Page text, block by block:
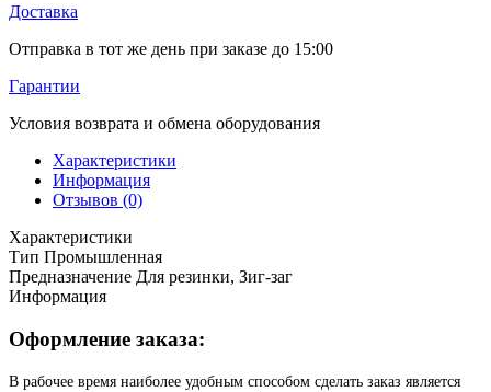
Доставка
Отправка в тот же день при заказе до 15:00
Гарантии
Условия возврата и обмена оборудования
Характеристики
Информация
Отзывов (0)
Характеристики
Тип Промышленная
Предназначение Для резинки, Зиг-заг
Информация
Оформление заказа:
В рабочее время наиболее удобным способом сделать заказ является